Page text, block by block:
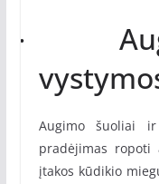
·
Augimo šuoliai
pradėjimas
įtakos kūdikio